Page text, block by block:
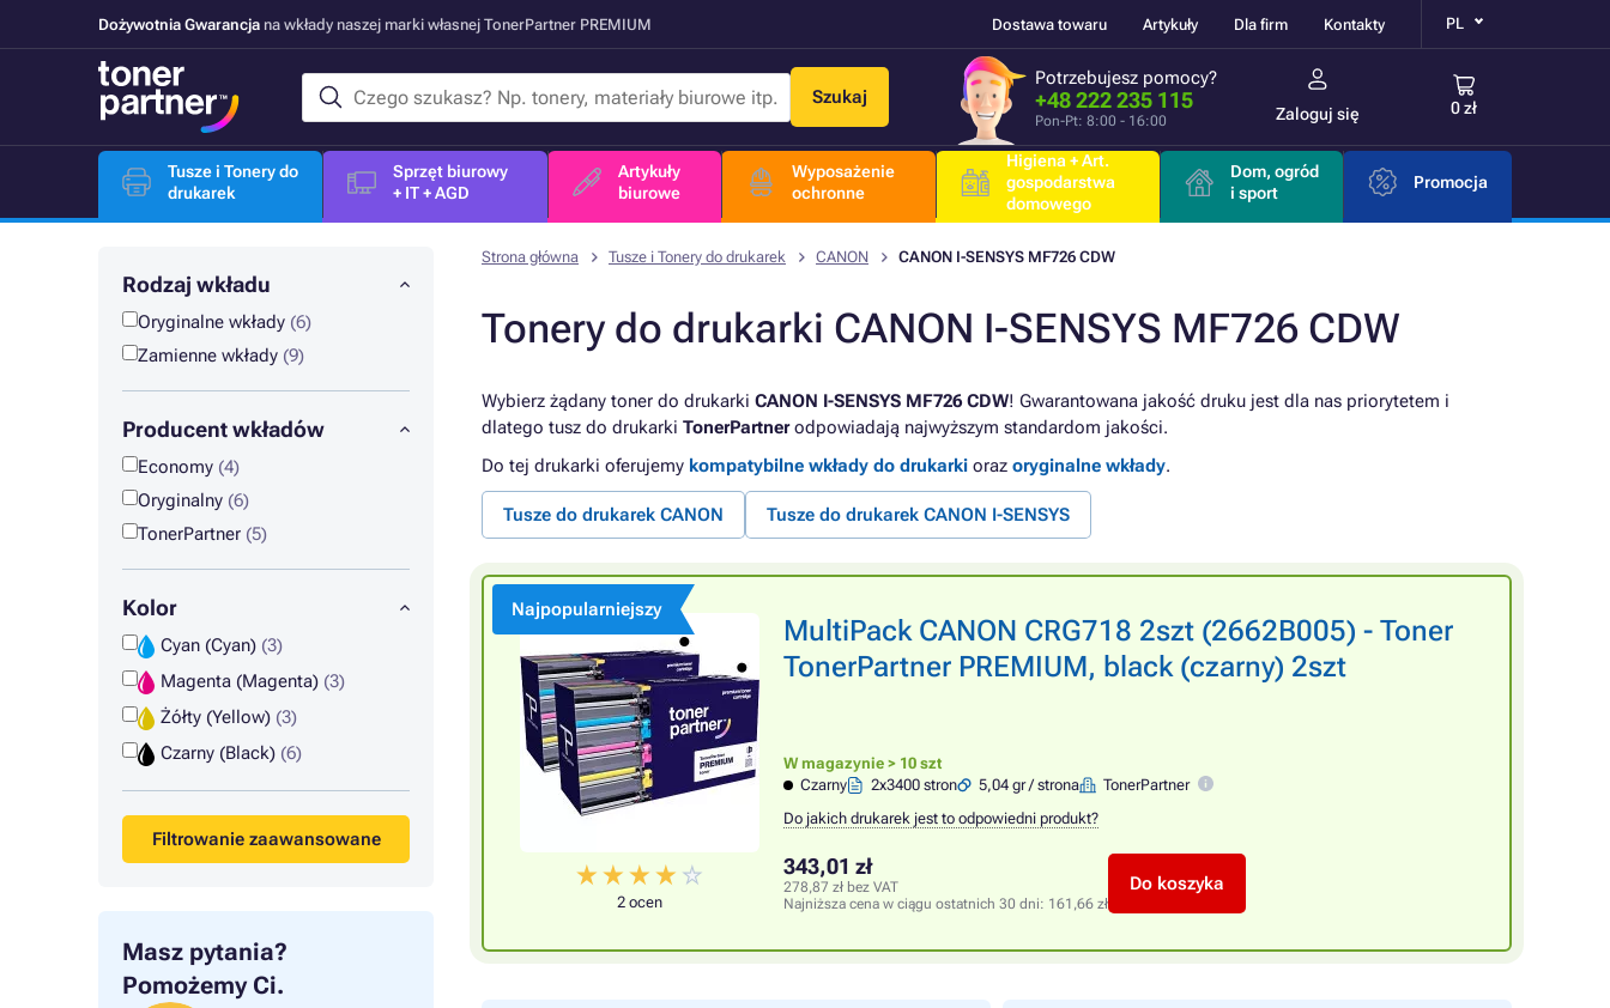
Dożywotnia Gwarancja na wkłady naszej marki własnej TonerPartner PREMIUM Dostawa towaru Artykuły Dla firm Kontakty PL
Szukaj
Potrzebujesz pomocy?
+48 222 235 115
Pon-Pt: 8:00 - 16:00 Zaloguj się 0 zł
Tusze i Tonery do
drukarek
Sprzęt biurowy
+ IT + AGD
Artykuły
biurowe
Wyposażenie
ochronne
Higiena + Art.
gospodarstwa
domowego
Dom, ogród
i sport
Promocja
Rodzaj wkładu
Oryginalne wkłady (6)
Zamienne wkłady (9)
Producent wkładów
Economy (4)
Oryginalny (6)
TonerPartner (5)
Kolor
Cyan (Cyan) (3)
Magenta (Magenta) (3)
Żółty (Yellow) (3)
Czarny (Black) (6)
Filtrowanie zaawansowane
Masz pytania?
Pomożemy Ci.
Strona główna Tusze i Tonery do drukarek CANON CANON I-SENSYS MF726 CDW
Tonery do drukarki CANON I-SENSYS MF726 CDW
Wybierz żądany toner do drukarki CANON I-SENSYS MF726 CDW! Gwarantowana jakość druku jest dla nas priorytetem i
dlatego tusz do drukarki TonerPartnerodpowiadają najwyższym standardom jakości.
Do tej drukarki oferujemy kompatybilne wkłady do drukarki oraz oryginalne wkłady.
Tusze do drukarek CANON Tusze do drukarek CANON I-SENSYS
Najpopularniejszy
2 ocen
MultiPack CANON CRG718 2szt (2662B005) - Toner
TonerPartner PREMIUM, black (czarny) 2szt
W magazynie > 10 szt
Czarny
2x3400 stron 5,04 gr / strona
TonerPartner
Do jakich drukarek jest to odpowiedni produkt?
343,01 zł
278,87 zł bez VAT
Najniższa cena w ciągu ostatnich 30 dni: 161,66 zł
Do koszyka